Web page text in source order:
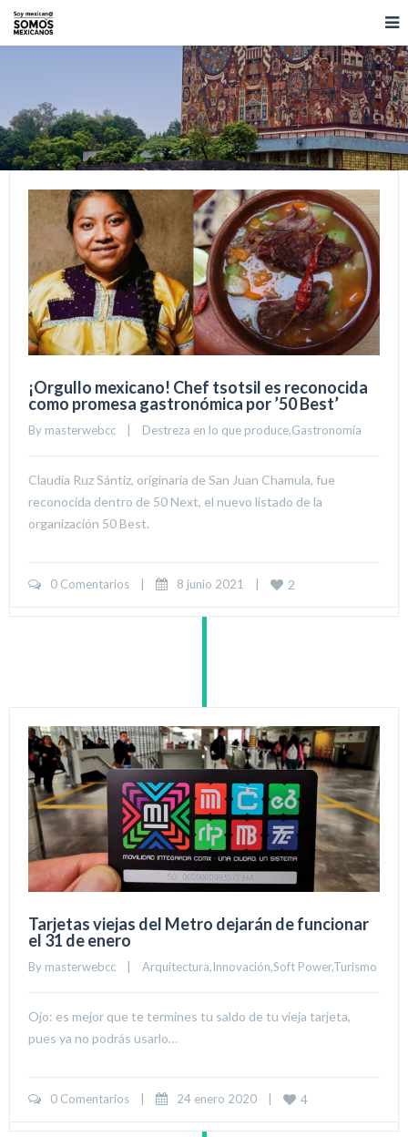
¡Orgullo mexicano! Chef tsotsil es reconocida
como promesa gastronómica por ’50 Best’
By masterwebcc Destreza en lo que produce,Gastronomía
Claudia Ruz Sántiz, originaria de San Juan Chamula, fue
reconocida dentro de 50 Next, el nuevo listado de la
organización 50 Best.
0 Comentarios 8 junio 2021 2
Tarjetas viejas del Metro dejarán de funcionar
el 31 de enero
By masterwebcc Arquitectura,Innovación,Soft Power,Turismo
Ojo: es mejor que te termines tu saldo de tu vieja tarjeta,
pues ya no podrás usarlo…
0 Comentarios 24 enero 2020 4